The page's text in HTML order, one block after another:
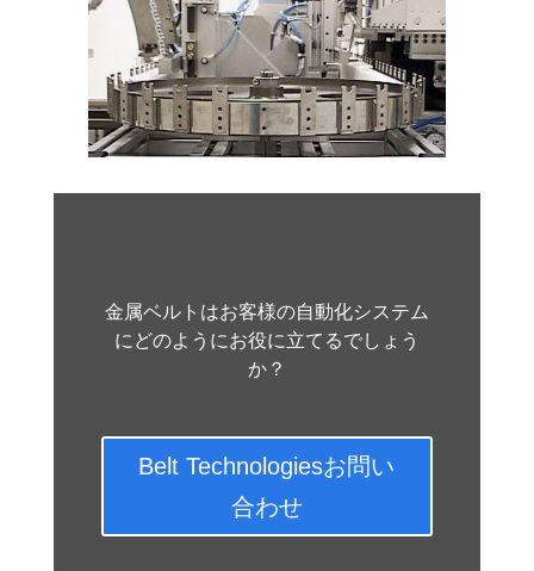
金属ベルトはお客様の自動化システム
にどのようにお役に立てるでしょう
か？
Belt Technologiesお問い
合わせ